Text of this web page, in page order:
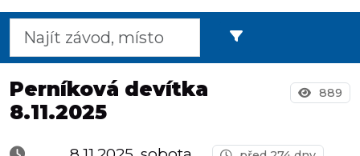
OCR
Praha
Perníková devítka
8.11.2025
889